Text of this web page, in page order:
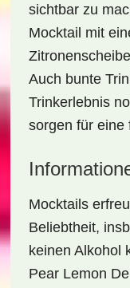
sichtbar zu
Mocktail mit
Auch bunte
Trinkerlebnis
sorgen für eine
Mocktails
Beliebtheit,
keinen Alkohol
Pear Lemon